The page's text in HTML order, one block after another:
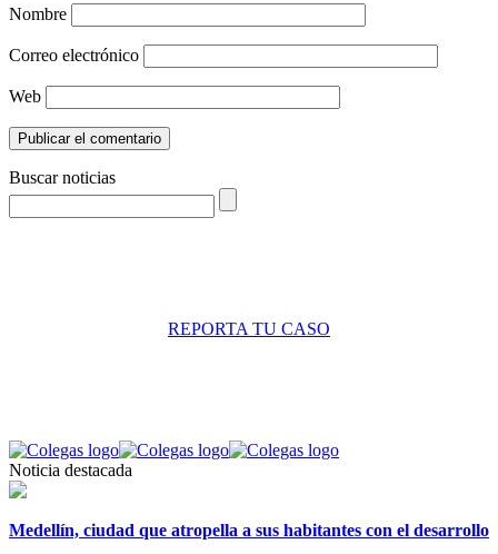
Nombre
Correo electrónico
Web
Buscar noticias
REPORTA TU CASO
Noticia destacada
Medellín, ciudad que atropella a sus habitantes con el desarrollo